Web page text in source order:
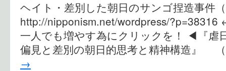
ヘイト・差別した朝日のサンゴ捏造事件
http://nipponism.net/wordpress/
一人でも増やす為にクリックを！ ◀︎『虐
偏見と差別の朝日的思考と精神構造』
→